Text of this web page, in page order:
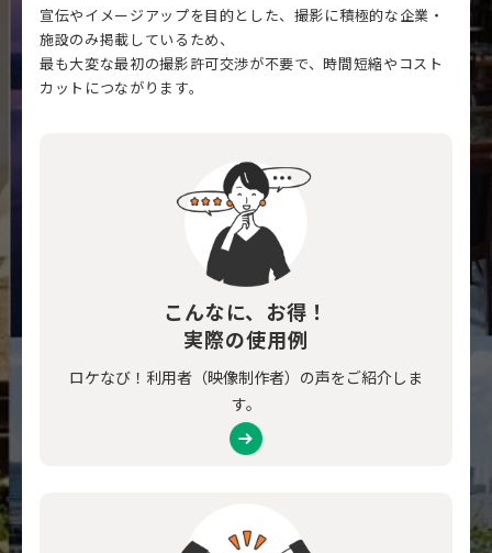
宣伝やイメージアップを目的とした、撮影に積極的な企業・
施設のみ掲載しているため、
最も大変な最初の撮影許可交渉が不要で、時間短縮やコスト
カットにつながります。
こんなに、お得！
実際の使用例
ロケなび！利用者（映像制作者）の声をご紹介しま
す。